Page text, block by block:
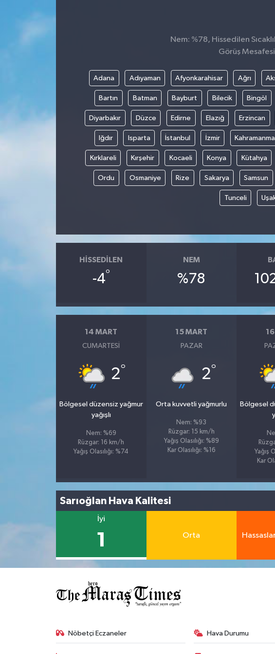
Nem: %78, Hissedilen
Görüş
Adana Adıyaman Afyonkarahisar Ağrı
Bartın Batman Bayburt Bilecik Bingöl
Diyarbakır Düzce Edirne Elazığ Erzincan
Iğdır Isparta İstanbul İzmir
Kırklareli Kırşehir Kocaeli Konya Kütahya
Ordu Osmaniye Rize Sakarya Samsun
Tunceli
HISSEDILEN
-4°
NEM
%78
14 MART
CUMARTESI
2°
Bölgesel düzensiz yağmur
yağışlı
Nem: %69
Rüzgar: 16 km/h
Yağış Olasılığı: %74
15 MART
PAZAR
2°
Orta kuvvetli yağmurlu
Nem: %93
Rüzgar: 15 km/h
Yağış Olasılığı: %89
Kar Olasılığı: %16
Bölgesel
Yağış
Kar
Sarıoğlan Hava Kalitesi
İyi
1 Orta
Nöbetçi Eczaneler Hava Durumu
KÜLTÜR&SANAT
SİYASET